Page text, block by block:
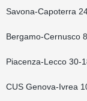
Savona-Capoterra
Bergamo-Cernusco
Piacenza-Lecco 30-
CUS Genova-Ivrea